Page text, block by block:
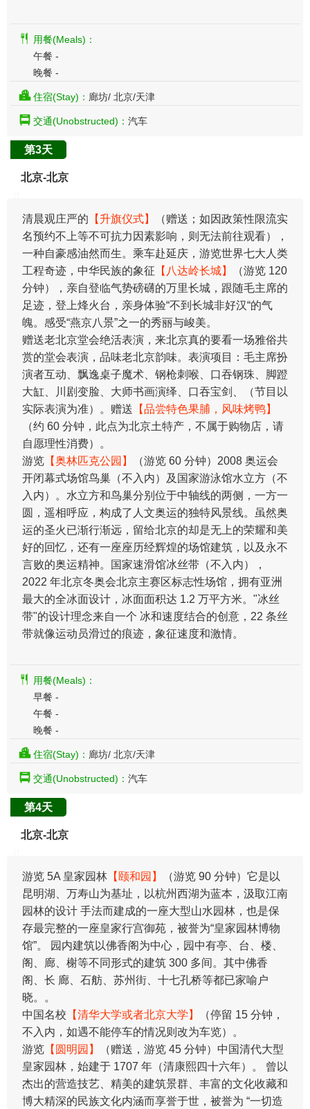
用餐(Meals)：
午餐 -
晚餐 -
住宿(Stay)： 廊坊/ 北京/天津
交通(Unobstructed)： 汽车
第3天
北京-北京
清晨观庄严的 【升旗仪式】
（赠送；如因政策性限流实
名预约不上等不可抗力因素影响，则无法前往观看），
一种自豪感油然而生。乘车赴延庆，游览世界七大人类
工程奇迹，中华民族的象征 【八达岭长城】
（游览 120
分钟），亲自登临气势磅礴的万里长城，跟随毛主席的
足迹，登上烽火台，亲身体验“不到长城非好汉“的气
魄。感受“燕京八景”之一的秀丽与峻美。
赠送老北京堂会绝活表演，来北京真的要看一场雅俗共
赏的堂会表演，品味老北京韵味。表演项目：毛主席扮
演者互动、飘逸桌子魔术、钢枪刺喉、口吞钢珠、脚蹬
大缸、川剧变脸、大师书画演绎、口吞宝剑、（节目以
实际表演为准）。赠送 【品尝特色果脯，风味烤鸭】
（约 60 分钟，此点为北京土特产，不属于购物店，请
自愿理性消费）。
游览 【奥林匹克公园】
（游览 60 分钟）2008 奥运会
开闭幕式场馆鸟巢（不入内）及国家游泳馆水立方（不
入内）。水立方和鸟巢分别位于中轴线的两侧，一方一
圆，遥相呼应，构成了人文奥运的独特风景线。虽然奥
运的圣火已渐行渐远，留给北京的却是无上的荣耀和美
好的回忆，还有一座座历经辉煌的场馆建筑，以及永不
言败的奥运精神。国家速滑馆冰丝带（不入内），
2022 年北京冬奥会北京主赛区标志性场馆，拥有亚洲
最大的全冰面设计，冰面面积达 1.2 万平方米。"冰丝
带"的设计理念来自一个 冰和速度结合的创意，22 条丝
带就像运动员滑过的痕迹，象征速度和激情。
用餐(Meals)：
早餐 -
午餐 -
晚餐 -
住宿(Stay)： 廊坊/ 北京/天津
交通(Unobstructed)： 汽车
第4天
北京-北京
游览 5A 皇家园林 【颐和园】
（游览 90 分钟）它是以
昆明湖、万寿山为基址，以杭州西湖为蓝本，汲取江南
园林的设计 手法而建成的一座大型山水园林，也是保
存最完整的一座皇家行宫御苑，被誉为“皇家园林博物
馆”。 园内建筑以佛香阁为中心，园中有亭、台、楼、
阁、廊、榭等不同形式的建筑 300 多间。其中佛香
阁、长 廊、石舫、苏州街、十七孔桥等都已家喻户
晓。。
中国名校 【清华大学或者北京大学】
（停留 15 分钟，
不入内，如遇不能停车的情况则改为车览）。
游览 【圆明园】
（赠送，游览 45 分钟）中国清代大型
皇家园林，始建于 1707 年（清康熙四十六年）。 曾以
杰出的营造技艺、精美的建筑景群、丰富的文化收藏和
博大精深的民族文化内涵而享誉于世，被誉为 “一切造